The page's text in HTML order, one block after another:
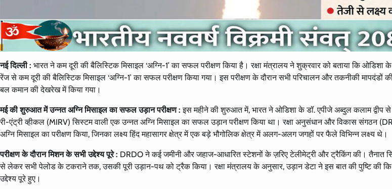
नई दिल्ली : भारत ने कम दूरी की बैलिस्टिक मिसाइल ‘अग्नि-1’ का सफल परीक्षण किया है। रक्षा मंत्रालय ने शुक्रवार को बताया कि ओडिशा
रेंज से कम दूरी की बैलिस्टिक मिसाइल ‘अग्नि-1’ का सफल परीक्षण किया गया। इस परीक्षण के दौरान सभी परिचालन और तकनीकी मापदंडों
बल कमान की देखरेख में किया गया।
मई की शुरुआत में उन्नत अग्नि मिसाइल का सफल उड़ान परीक्षण :इस महीने की शुरुआत में, भारत ने ओडिशा के डॉ. एपीजे अब्दुल कलाम द्वीप
री-एंट्री व्हीकल (MIRV) सिस्टम वाली एक उन्नत अग्नि मिसाइल का सफल उड़ान परीक्षण किया था। रक्षा अनुसंधान और विकास संगठन
अग्नि मिसाइल का परीक्षण किया, जिनका लक्ष्य हिंद महासागर क्षेत्र में एक बड़े भौगोलिक क्षेत्र में अलग-अलग जगहों पर फैले विभिन्न लक्ष्य थे।
परीक्षण के दौरान मिशन के सभी उद्देश्य पूरे : DRDO ने कई जमीनी और जहाज-आधारित स्टेशनों के ज़रिए टेलीमेट्री और ट्रैकिंग की। तैनात
से लेकर सभी पेलोड के टकराने तक, उसकी पूरी उड़ान-पथ को ट्रैक किया। रक्षा मंत्रालय के अनुसार, उड़ान डेटा ने इस बात की पुष्टि की कि
उद्देश्य पूरे हुए।